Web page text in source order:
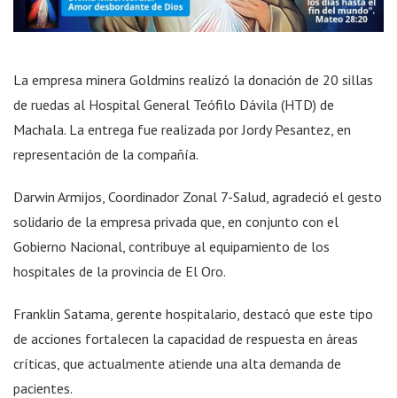
La empresa minera Goldmins realizó la donación de 20 sillas
de ruedas al Hospital General Teófilo Dávila (HTD) de
Machala. La entrega fue realizada por Jordy Pesantez, en
representación de la compañía.
Darwin Armijos, Coordinador Zonal 7-Salud, agradeció el gesto
solidario de la empresa privada que, en conjunto con el
Gobierno Nacional, contribuye al equipamiento de los
hospitales de la provincia de El Oro.
Franklin Satama, gerente hospitalario, destacó que este tipo
de acciones fortalecen la capacidad de respuesta en áreas
críticas, que actualmente atiende una alta demanda de
pacientes.